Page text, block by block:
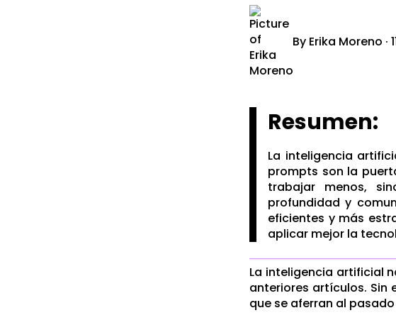
By Erika Moreno ·
Resumen:
La inteligencia
prompts son la
trabajar menos,
profundidad y
eficientes y más
aplicar mejor la
La inteligencia artificial
anteriores artículos. Sin
que se aferran al